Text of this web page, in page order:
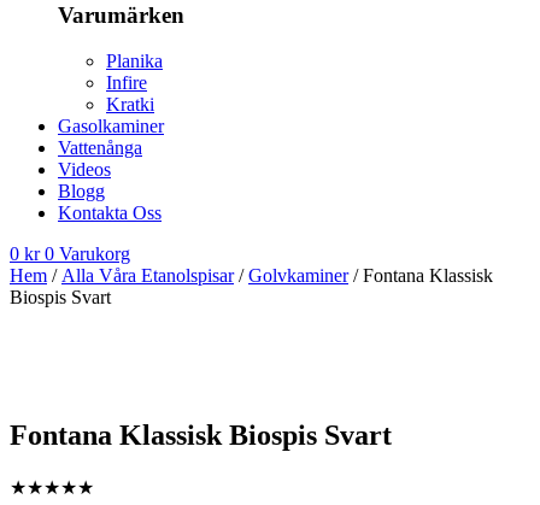
Varumärken
Planika
Infire
Kratki
Gasolkaminer
Vattenånga
Videos
Blogg
Kontakta Oss
0 kr 0 Varukorg
Hem / Alla Våra Etanolspisar/Golvkaminer/ Fontana Klassisk
Biospis Svart
Fontana Klassisk Biospis Svart
★★★★★